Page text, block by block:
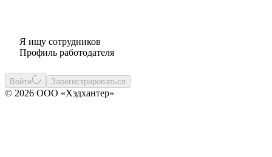
Я ищу сотрудников
Профиль работодателя
Войти Зарегистрироваться
© 2026 ООО «Хэдхантер»